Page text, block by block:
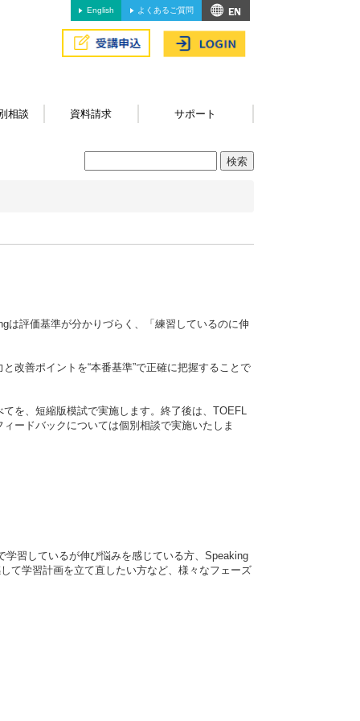
English よくあるご質問
相談 資料請求 サポート
は評価基準が分かりづらく、「練習しているのに伸
改善ポイントを“本番基準”で正確に把握することで
を、短縮版模試で実施します。終了後は、TOEFL
ードバックについては個別相談で実施いたしま
習しているが伸び悩みを感じている方、Speaking
て学習計画を立て直したい方など、様々なフェーズ